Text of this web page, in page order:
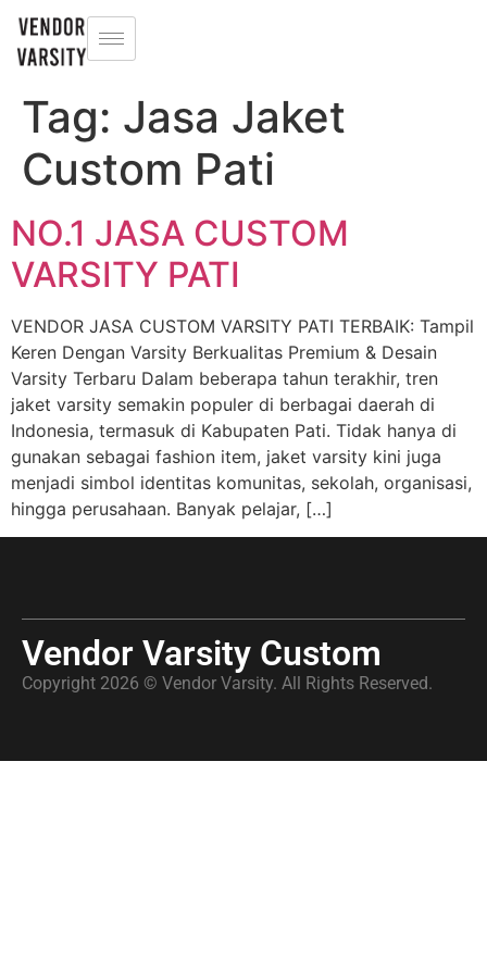
Tag: Jasa Jaket
Custom Pati
NO.1 JASA CUSTOM
VARSITY PATI
VENDOR JASA CUSTOM VARSITY PATI TERBAIK: Tampil
Keren Dengan Varsity Berkualitas Premium & Desain
Varsity Terbaru Dalam beberapa tahun terakhir, tren
jaket varsity semakin populer di berbagai daerah di
Indonesia, termasuk di Kabupaten Pati. Tidak hanya di
gunakan sebagai fashion item, jaket varsity kini juga
menjadi simbol identitas komunitas, sekolah, organisasi,
hingga perusahaan. Banyak pelajar, […]
Vendor Varsity Custom
Copyright 2026 © Vendor Varsity. All Rights Reserved.